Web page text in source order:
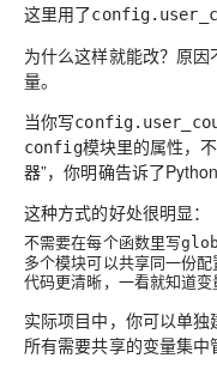
这里用了
为什么这样就能改？原因
量。
当你写
config模块里的属性，
器”，你明确告诉了
这种方式的好处很明显：
不需要在每个函数里写
多个模块可以共享同一份配
代码更清晰，一看就知道
实际项目中，你可以单独
所有需要共享的变量集中